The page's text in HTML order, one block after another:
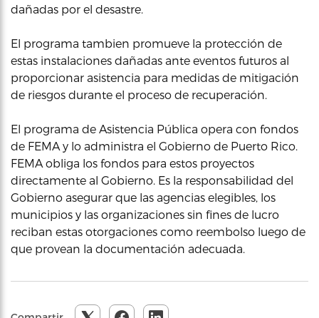
dañadas por el desastre.
El programa tambien promueve la protección de
estas instalaciones dañadas ante eventos futuros al
proporcionar asistencia para medidas de mitigación
de riesgos durante el proceso de recuperación.
El programa de Asistencia Pública opera con fondos
de FEMA y lo administra el Gobierno de Puerto Rico.
FEMA obliga los fondos para estos proyectos
directamente al Gobierno. Es la responsabilidad del
Gobierno asegurar que las agencias elegibles, los
municipios y las organizaciones sin fines de lucro
reciban estas otorgaciones como reembolso luego de
que provean la documentación adecuada.